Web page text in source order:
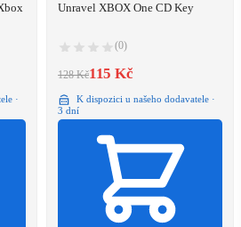
·
Unravel XBOX One CD Key
(0)
128 Kč115 Kč
K dispozici u našeho dodavatele ·
3 dní